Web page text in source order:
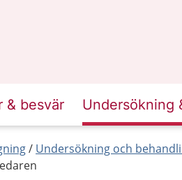
& besvär Undersökning
Undersökning och